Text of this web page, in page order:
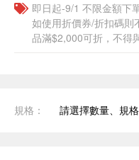
即日起-9/1 不限金額下
如使用折價券/折扣碼則
品滿$2,000可折，不得
規格： 請選擇數量、規格